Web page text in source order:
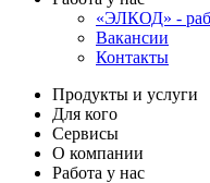
«ЭЛКОД» -
Вакансии
Контакты
Продукты и услуги
Для кого
Сервисы
О компании
Работа у нас